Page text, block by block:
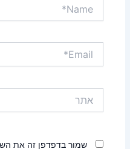
שמור בדפדפן זה את